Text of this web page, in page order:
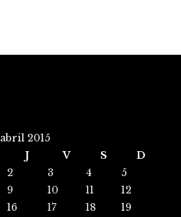
abril 2015
J V S
D
2 3 4
5
9 10 11
12
16 17 18
19